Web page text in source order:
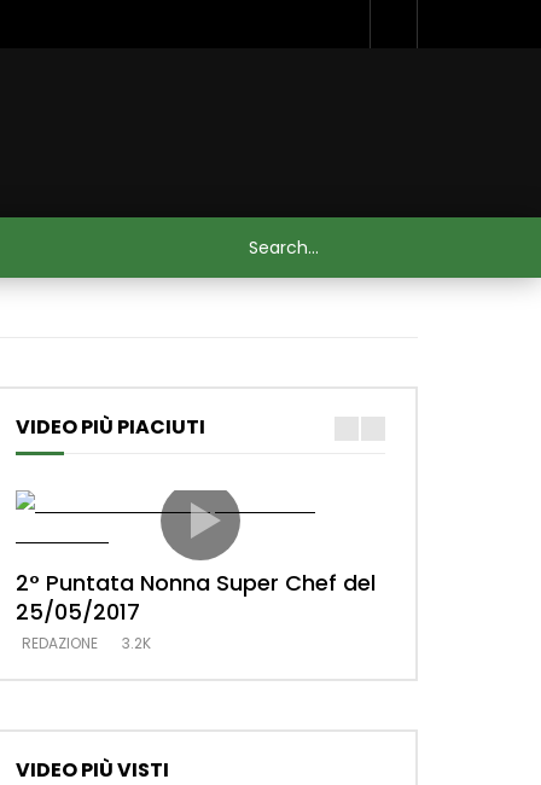
VIDEO PIÙ PIACIUTI
2° Puntata Nonna Super Chef del
25/05/2017
REDAZIONE 3.2K
VIDEO PIÙ VISTI